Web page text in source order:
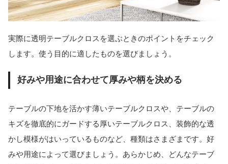
実際に透明テーブルクロスを選ぶときのポイントをチェック
します。使う目的に適したものを選びましょう。
好みや用途に合わせて厚みや柄を決める
テーブルの下地を活かす薄いテーブルクロスや、テーブルの
キズを徹底的にガードする厚いテーブルクロス、装飾的な透
かし模様がはいっているものなど、種類はさまざまです。好
みや用途によって選びましょう。あらかじめ、どんなテーブ